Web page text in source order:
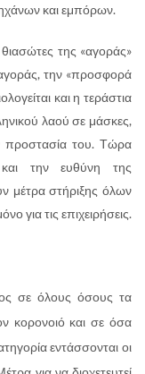
και εμπόρων.
της «αγοράς»
την «προσφορά
και η τεράστια
λαού σε μάσκες,
προστασία του. Τώρα
την ευθύνη της
μέτρα στήριξης όλων
για τις επιχειρήσεις.
σε όλους όσους τα
κορονοιό και σε όσα
εντάσσονται οι